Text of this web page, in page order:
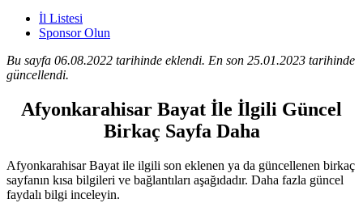
İl Listesi
Sponsor Olun
Bu sayfa 06.08.2022 tarihinde eklendi. En son 25.01.2023 tarihinde
güncellendi.
Afyonkarahisar Bayat İle İlgili Güncel
Birkaç Sayfa Daha
Afyonkarahisar Bayat ile ilgili son eklenen ya da güncellenen birkaç
sayfanın kısa bilgileri ve bağlantıları aşağıdadır. Daha fazla güncel
faydalı bilgi inceleyin.